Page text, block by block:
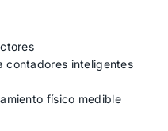
contadores inteligentes
físico medible